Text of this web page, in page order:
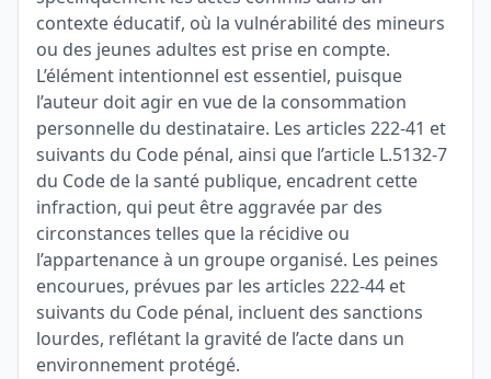
contexte éducatif, où la vulnérabilité des mineurs
ou des jeunes adultes est prise en compte.
L’élément intentionnel est essentiel, puisque
l’auteur doit agir en vue de la consommation
personnelle du destinataire. Les articles 222-41 et
suivants du Code pénal, ainsi que l’article L.5132-7
du Code de la santé publique, encadrent cette
infraction, qui peut être aggravée par des
circonstances telles que la récidive ou
l’appartenance à un groupe organisé. Les peines
encourues, prévues par les articles 222-44 et
suivants du Code pénal, incluent des sanctions
lourdes, reflétant la gravité de l’acte dans un
environnement protégé.